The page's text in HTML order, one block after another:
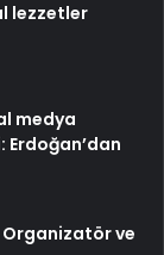
lezzetler
medya
Erdoğan’dan
Organizatör ve